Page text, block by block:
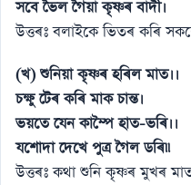
সবে ভৈল গৈয়া কৃষ্ণৰ বাদী।
উত্তৰঃ বলাইকে ভিতৰ কৰি
(খ) শুনিয়া কৃষ্ণৰ হৰিল মাত।।
চক্ষু টেৰ কৰি মাক চান্ত।
ভয়তে যেন কাম্পৈ হাত-ভৰি।।
যশােদা দেখে পুত্র গৈল ডৰি৷৷
উত্তৰঃ কথা শুনি কৃষ্ণৰ মুখৰ